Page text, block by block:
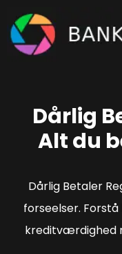
indhold
Dårlig
Alt du
Dårlig Betaler
forseelser.
kreditværdighed